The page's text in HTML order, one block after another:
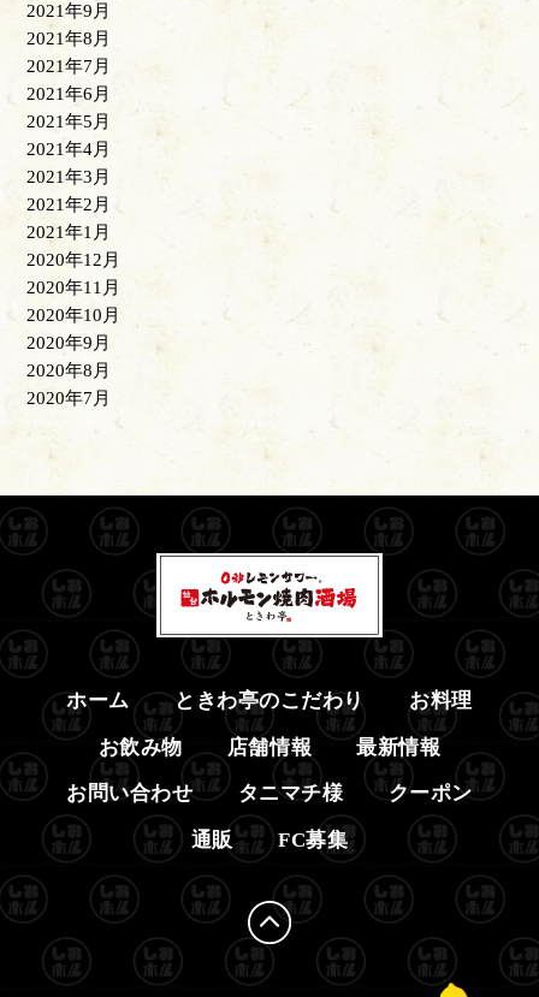
2021年9月
2021年8月
2021年7月
2021年6月
2021年5月
2021年4月
2021年3月
2021年2月
2021年1月
2020年12月
2020年11月
2020年10月
2020年9月
2020年8月
2020年7月
ホーム ときわ亭のこだわり お料理
お飲み物 店舗情報 最新情報
お問い合わせ タニマチ様 クーポン
通販 FC募集